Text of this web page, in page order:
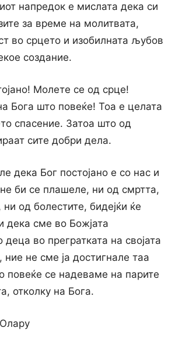
напредок е мислата дека си
за време на молитвата,
во срцето и изобилната љубов
создание.
Молете се од срце!
Бога што повеќе! Тоа е целата
спасение. Затоа што од
сите добри дела.
дека Бог постојано е со нас и
би се плашеле, ни од смртта,
ни од болестите, бидејќи ќе
дека сме во Божјата
деца во прегратката на својата
ние не сме ја достигнале таа
повеќе се надеваме на парите
отколку на Бога.